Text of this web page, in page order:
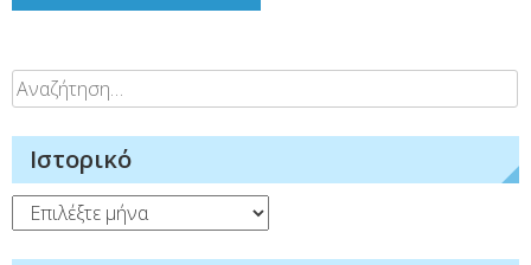
Αναζήτηση
για:
Ιστορικό
Ιστορικό